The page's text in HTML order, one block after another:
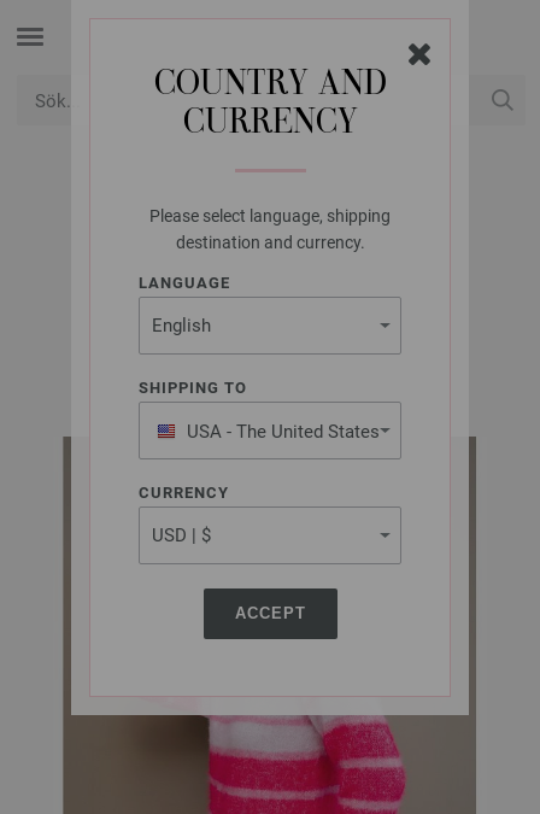
COUNTRY AND
CURRENCY
Please select language, shipping
destination and currency.
LANGUAGE
SHIPPING TO
USA - The United States
of America
CURRENCY
ACCEPT
LANA GROSSA
PULLOVER FINITO
FINITO Flyer | Modell 1